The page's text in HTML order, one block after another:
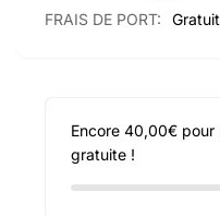
FRAIS DE PORT:
Encore 40,00€ pour
gratuite !